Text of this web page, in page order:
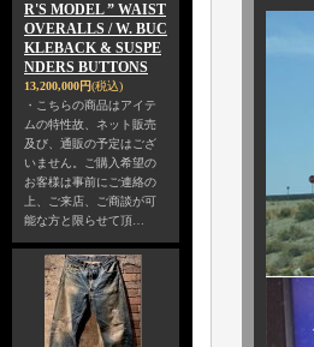
R'S MODEL ” WAIST
OVERALLS / W. BUC
KLEBACK & SUSPE
NDERS BUTTONS
13,200,000円(税込)
・こちらの商品はアイテ
ムの特性故、ネット販売
及び、通販の予定はござ
いません。ご購入希望の
お客様は事前にご連絡の
上、ご来店、ご商談が可
能な方と限らせて頂…